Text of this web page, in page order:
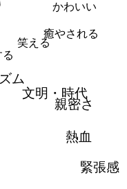
かわいい
癒やされる
笑える
ム
文明・時代
親密さ
熱血
緊張感